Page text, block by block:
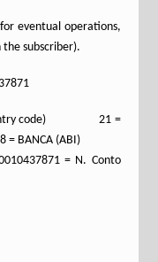
eventual operations,
the subscriber).
(country code) 21 =
BANCA (ABI)
= N. Conto